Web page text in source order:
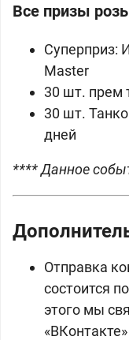
Все призы
Суперприз:
Master
30 шт. прем
30 шт.
дней
**** Данное
Отправка
состоится
этого мы